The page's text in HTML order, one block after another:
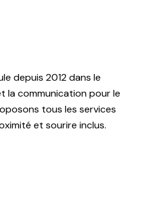
depuis 2012 dans le
la communication pour le
tous les services
et sourire inclus.